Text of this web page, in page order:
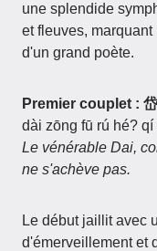
une splendide
et fleuves,
d'un grand poète.
Premier couplet :
dài zōng fū rú hé?
Le vénérable Dai,
ne s'achève pas.
Le début jaillit avec
d'émerveillement et